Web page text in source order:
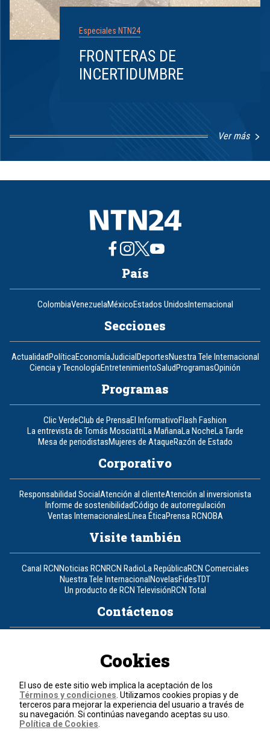
Especiales NTN24
FRONTERAS DE
INCERTIDUMBRE
Ver más
1
8
País
ColombiaVenezuelaMéxicoEstados UnidosInternacional
Secciones
ActualidadPolíticaEconomíaJudicialDeportesNuestra Tele Internacional
Ciencia y TecnologíaEntretenimientoSaludProgramasOpinión
Programas
Clic VerdeClub de PrensaEl InformativoFlash Fashion
La entrevista de Tomás MosciattiLa MañanaLa NocheLa Tarde
Mesa de periodistasMujeres de AtaqueRazón de Estado
Corporativo
Responsabilidad SocialAtención al clienteAtención al inversionista
Informe de sostenibilidadCódigo de autorregulación
Ventas InternacionalesLínea ÉticaPrensa RCNOBA
Visite también
Canal RCNNoticias RCNRCN RadioLa RepúblicaRCN Comerciales
Nuestra Tele InternacionalNovelasFidesTDT
Un producto de RCN TelevisiónRCN Total
Contáctenos
Política de cookies
Términos y condiciones
© 2026, RCN Medios.
Todos los derechos reservados.
Cookies
El uso de este sitio web implica la aceptación de los
Términos y condiciones . Utilizamos cookies propias y de
terceros para mejorar la experiencia del usuario a través de
su navegación. Si continúas navegando aceptas su uso.
Política de Cookies